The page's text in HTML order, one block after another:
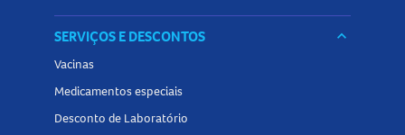
SERVIÇOS E DESCONTOS keyboard_arrow_down
Vacinas
Medicamentos especiais
Desconto de Laboratório